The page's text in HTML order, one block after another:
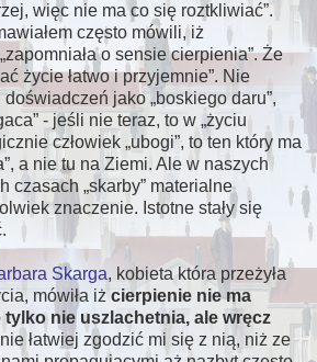
więc nie ma co się roztkliwiać .
często mówili, iż
zapomniała o sensie cierpienia . Że
życie łatwo i przyjemnie . Nie
doświadczeń jako boskiego daru ,
- jeśli nie teraz, to w życiu
człowiek ubogi , to ten który ma
, a nie tu na Ziemi. Ale w naszych
czasach skarby materialne
znaczenie. Istotne stały się
Skarga, kobieta która przeżyła
mówiła iżcierpienie nie ma
nie uszlachetnia, ale wręcz
łatwiej zgodzić mi się z nią, niż ze